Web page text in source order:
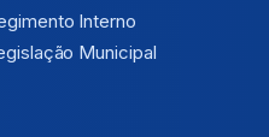
Interno
Municipal